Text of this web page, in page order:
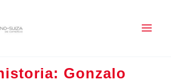
Gonzalo